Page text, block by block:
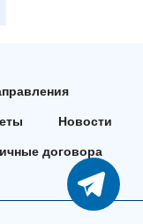
Новости
договора